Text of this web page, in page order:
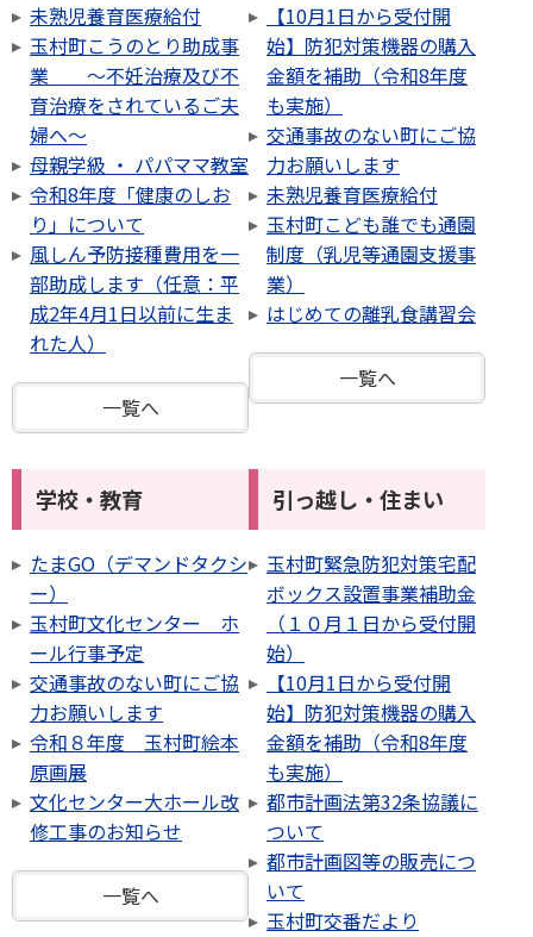
未熟児養育医療給付
玉村町こうのとり助成事
業 ～不妊治療及び不
育治療をされているご夫
婦へ～
母親学級 ・ パパママ教室
令和8年度「健康のしお
り」について
風しん予防接種費用を一
部助成します（任意：平
成2年4月1日以前に生ま
れた人）
一覧へ
【10月1日から受付開
始】防犯対策機器の購入
金額を補助（令和8年度
も実施）
交通事故のない町にご協
力お願いします
未熟児養育医療給付
玉村町こども誰でも通園
制度（乳児等通園支援事
業）
はじめての離乳食講習会
一覧へ
学校・教育
たまGO（デマンドタクシ
ー）
玉村町文化センター ホ
ール行事予定
交通事故のない町にご協
力お願いします
令和８年度 玉村町絵本
原画展
文化センター大ホール改
修工事のお知らせ
一覧へ
引っ越し・住まい
玉村町緊急防犯対策宅配
ボックス設置事業補助金
（１０月１日から受付開
始）
【10月1日から受付開
始】防犯対策機器の購入
金額を補助（令和8年度
も実施）
都市計画法第32条協議に
ついて
都市計画図等の販売につ
いて
玉村町交番だより